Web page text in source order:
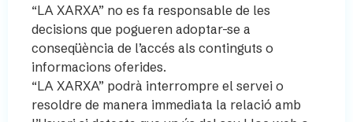
“LA XARXA” no es fa responsable de les
decisions que pogueren adoptar-se a
conseqüència de l’accés als continguts o
informacions oferides.
“LA XARXA” podrà interrompre el servei o
resoldre de manera immediata la relació amb